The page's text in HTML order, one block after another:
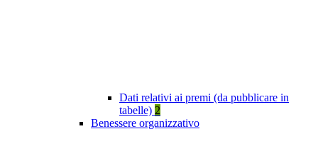
Dati relativi ai premi (da pubblicare in
tabelle) 2
Benessere organizzativo